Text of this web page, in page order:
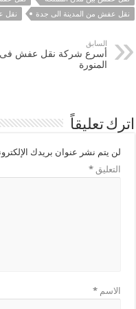
نقل عفش من المدينة الى جدة
نقل
السابق
أسرع شركة نقل عفش فى
المنورة
اترك تعليقاً
لن يتم نشر عنوان بريدك
التعليق*
الاسم*